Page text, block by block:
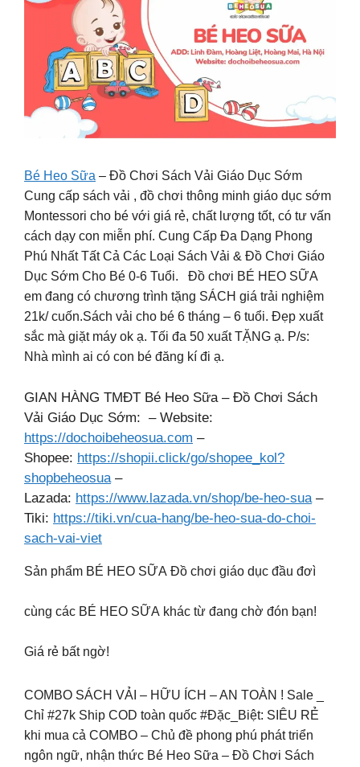
Bé Heo Sữa – Đồ Chơi Sách Vải Giáo Dục Sớm
Cung cấp sách vải , đồ chơi thông minh giáo dục sớm
Montessori cho bé với giá rẻ, chất lượng tốt, có tư vấn
cách dạy con miễn phí. Cung Cấp Đa Dạng Phong
Phú Nhất Tất Cả Các Loại Sách Vải & Đồ Chơi Giáo
Dục Sớm Cho Bé 0-6 Tuổi. Đồ chơi BÉ HEO SỮA
em đang có chương trình tặng SÁCH giá trải nghiệm
21k/ cuốn.Sách vải cho bé 6 tháng – 6 tuổi. Đẹp xuất
sắc mà giặt máy ok ạ. Tối đa 50 xuất TẶNG ạ. P/s:
Nhà mình ai có con bé đăng kí đi ạ.
GIAN HÀNG TMĐT Bé Heo Sữa – Đồ Chơi Sách
Vải Giáo Dục Sớm: – Website:
https://dochoibeheosua.com –
Shopee: https://shopii.click/go/shopee_kol?
shopbeheosua –
Lazada: https://www.lazada.vn/shop/be-heo-sua –
Tiki: https://tiki.vn/cua-hang/be-heo-sua-do-choi-
sach-vai-viet
Sản phẩm BÉ HEO SỮA Đồ chơi giáo dục đầu đơì
cùng các BÉ HEO SỮA khác từ đang chờ đón bạn!
Giá rẻ bất ngờ!
COMBO SÁCH VẢI – HỮU ÍCH – AN TOÀN ! Sale _
Chỉ #27k Ship COD toàn quốc #Đặc_Biệt: SIÊU RẺ
khi mua cả COMBO – Chủ đề phong phú phát triển
ngôn ngữ, nhận thức Bé Heo Sữa – Đồ Chơi Sách